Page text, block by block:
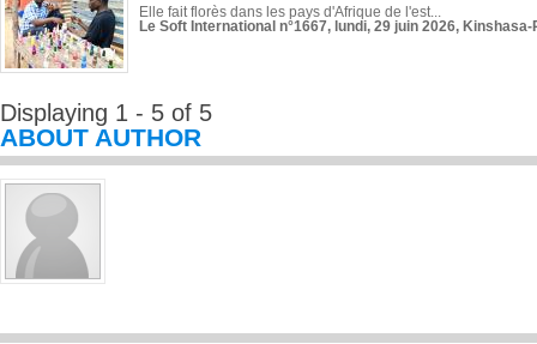
Elle fait florès dans les pays d'Afrique de l'est...
Le Soft International n°1667, lundi, 29 juin 2026,
Displaying 1 - 5 of 5
ABOUT AUTHOR